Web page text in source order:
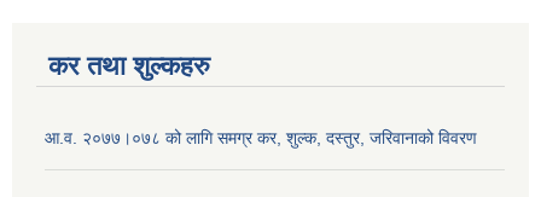
कर तथा शुल्कहरु
आ.व. २०७७।०७८ को लागि समग्र कर, शुल्क, दस्तुर, जरिवानाको विवरण